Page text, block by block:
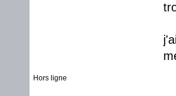
Hors ligne